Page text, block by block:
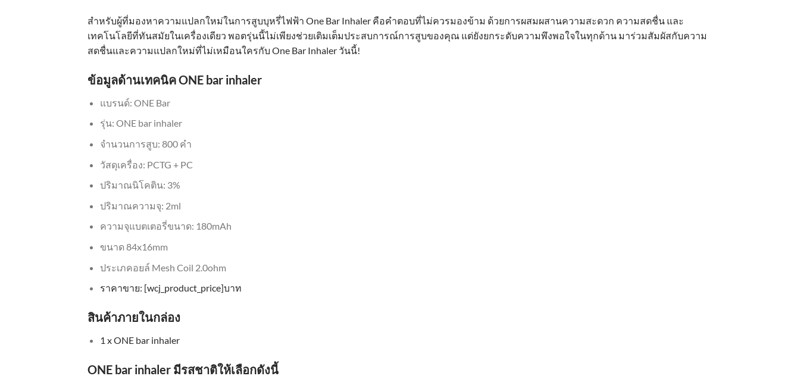
สำหรับผู้ที่มองหาความแปลกใหม่ในการสูบบุหรี่ไฟฟ้า One Bar Inhaler คือคำตอบที่ไม่ควรมองข้าม ด้วยการผสมผสานความสะดวก ความสดชื่น และ
เทคโนโลยีที่ทันสมัยในเครื่องเดียว พอตรุ่นนี้ไม่เพียงช่วยเติมเต็มประสบการณ์การสูบของคุณ แต่ยังยกระดับความพึงพอใจในทุกด้าน มาร่วมสัมผัสกับความ
สดชื่นและความแปลกใหม่ที่ไม่เหมือนใครกับ One Bar Inhaler วันนี้!
ข้อมูลด้านเทคนิค ONE bar inhaler
แบรนด์: ONE Bar
รุ่น: ONE bar inhaler
จำนวนการสูบ: 800 คำ
วัสดุเครื่อง: PCTG + PC
ปริมาณนิโคติน: 3%
ปริมาณความจุ: 2ml
ความจุแบตเตอรี่ขนาด: 180mAh
ขนาด 84x16mm
ประเภคอยล์ Mesh Coil 2.0ohm
ราคาขาย: [wcj_product_price]บาท
สินค้าภายในกล่อง
1 x ONE bar inhaler
ONE bar inhaler มีรสชาติให้เลือกดังนี้